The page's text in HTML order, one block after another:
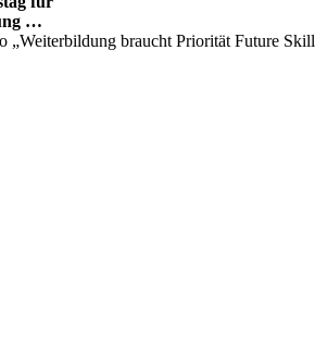
…
„Weiterbildung braucht Priorität Future